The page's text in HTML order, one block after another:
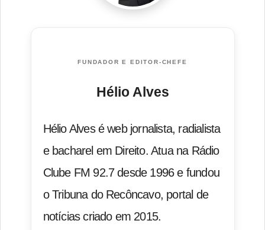
FUNDADOR E EDITOR-CHEFE
Hélio Alves
Hélio Alves é web jornalista, radialista
e bacharel em Direito. Atua na Rádio
Clube FM 92.7 desde 1996 e fundou
o Tribuna do Recôncavo, portal de
notícias criado em 2015.